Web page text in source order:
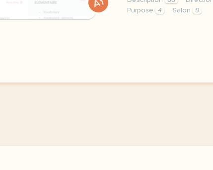
A1
Purpose
4 Salon 9